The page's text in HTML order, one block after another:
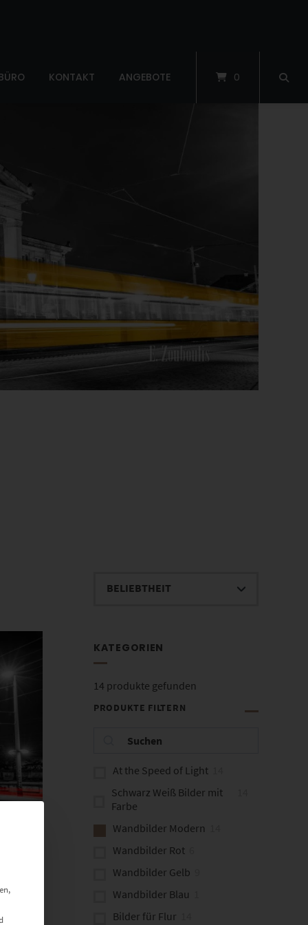
KONTAKT ANGEBOTE 0
KATEGORIEN
14 produkte gefunden
PRODUKTE FILTERN
At the Speed of Light
Schwarz Weiß Bilder mit
Farbe
Wandbilder Modern
Wandbilder Rot
Wandbilder Gelb
Wandbilder Blau
Bilder für Flur